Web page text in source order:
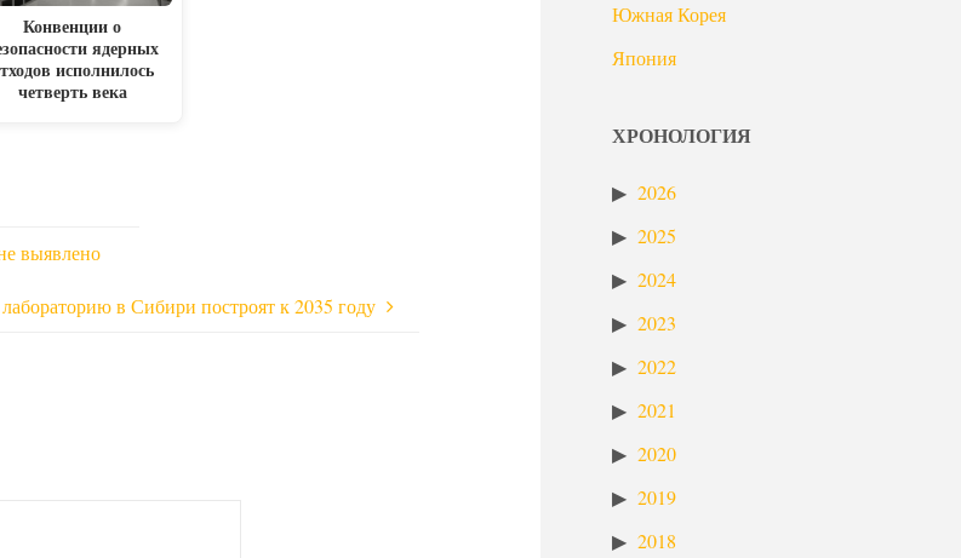
Конвенции о
ядерных
исполнилось
четверть века
выявлено
в Сибири построят к 2035 году
Южная Корея
Япония
ХРОНОЛОГИЯ
2026
2025
2024
2023
2022
2021
2020
2019
2018